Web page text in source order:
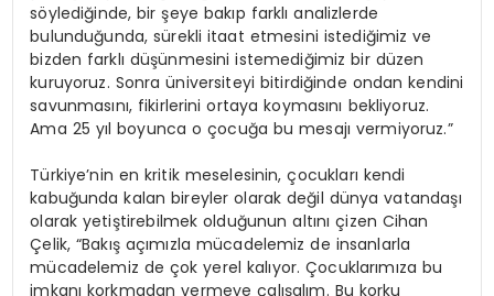
söylediğinde, bir şeye bakıp farklı analizlerde
bulunduğunda, sürekli itaat etmesini istediğimiz ve
bizden farklı düşünmesini istemediğimiz bir düzen
kuruyoruz. Sonra üniversiteyi bitirdiğinde ondan kendini
savunmasını, fikirlerini ortaya koymasını bekliyoruz.
Ama 25 yıl boyunca o çocuğa bu mesajı vermiyoruz.”
Türkiye’nin en kritik meselesinin, çocukları kendi
kabuğunda kalan bireyler olarak değil dünya vatandaşı
olarak yetiştirebilmek olduğunun altını çizen Cihan
Çelik, “Bakış açımızla mücadelemiz de insanlarla
mücadelemiz de çok yerel kalıyor. Çocuklarımıza bu
imkanı korkmadan vermeye çalışalım. Bu korku